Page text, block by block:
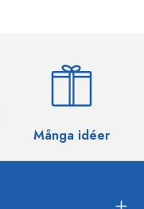
Många idéer